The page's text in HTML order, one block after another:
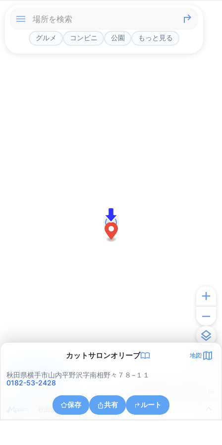
グルメ コンビニ 公園 もっと見る
カットサロンオリーブ 地図
秋田県横手市山内平野沢字南相野々７８−１１
0182-53-2428
保存 共有 ルート
秋田県横手市山内平野沢字相野々
アプリで見る